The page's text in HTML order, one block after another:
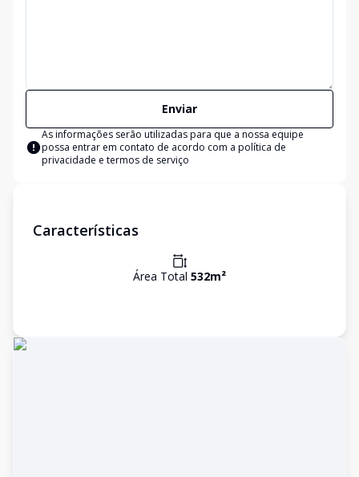
Enviar
As informações serão utilizadas para que a nossa equipe
possa entrar em contato de acordo com a política de
privacidade e termos de serviço
Características
Área Total 532m²